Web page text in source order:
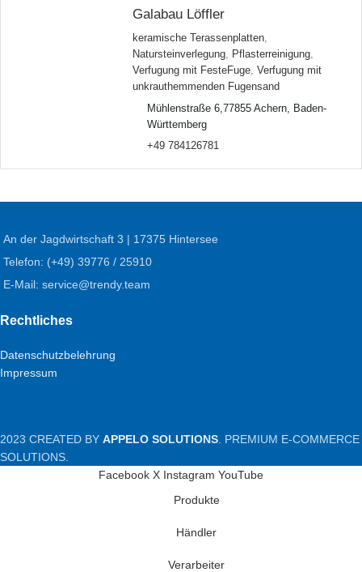
Galabau Löffler
keramische Terassenplatten,
Natursteinverlegung, Pflasterreinigung,
Verfugung mit FesteFuge, Verfugung mit
unkrauthemmenden Fugensand
Mühlenstraße 6,77855 Achern, Baden-
Württemberg
+49 784126781
An der Jagdwirtschaft 3 | 17375 Hintersee
Telefon: (+49) 39776 / 25910
E-Mail: service@trendy.team
Rechtliches
Datenschutzbelehrung
Impressum
2023 CREATED BY APPELO SOLUTIONS . PREMIUM E-COMMERCE
SOLUTIONS.
Facebook X Instagram YouTube
Produkte
Händler
Verarbeiter